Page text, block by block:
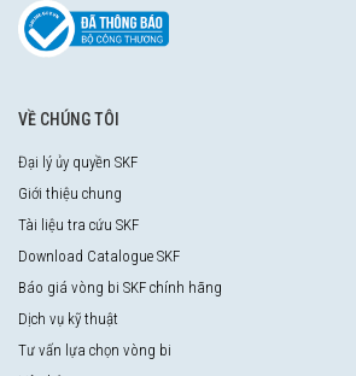
VỀ CHÚNG TÔI
Đại lý ủy quyền SKF
Giới thiệu chung
Tài liệu tra cứu SKF
Download Catalogue SKF
Báo giá vòng bi SKF chính hãng
Dịch vụ kỹ thuật
Tư vấn lựa chọn vòng bi